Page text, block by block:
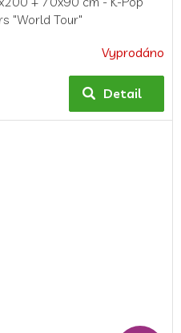
"World Tour"
Vyprodáno
Detail